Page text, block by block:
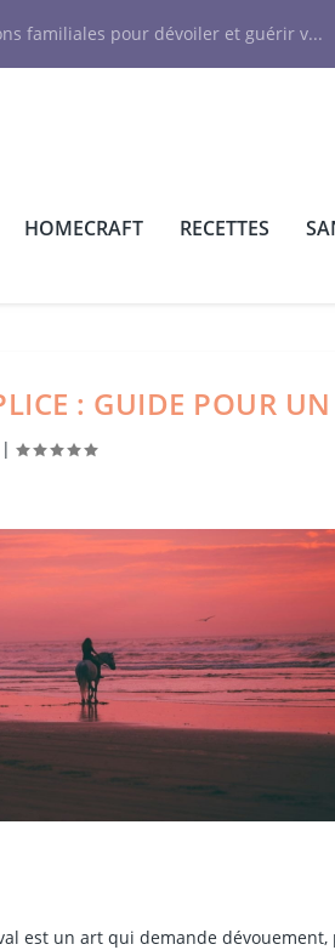
familiales pour dévoiler et guérir v...
HOMECRAFT RECETTES
: GUIDE POUR
|
est un art qui demande